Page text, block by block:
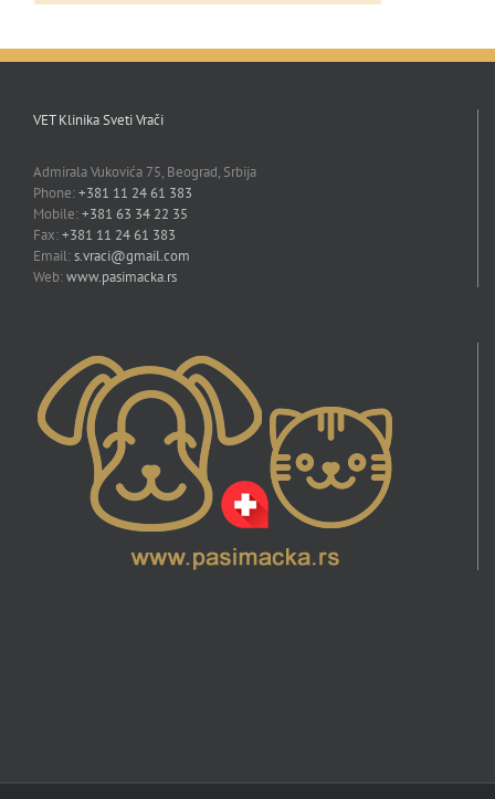
VET Klinika Sveti Vrači
Admirala Vukovića 75, Beograd, Srbija
Phone:+381 11 24 61 383
Mobile:+381 63 34 22 35
Fax:+381 11 24 61 383
Email:s.vraci@gmail.com
Web:www.pasimacka.rs